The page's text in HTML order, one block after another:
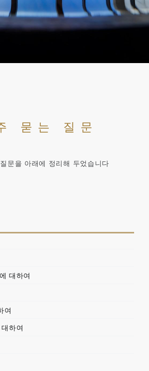
묻는 질문
문을 아래에 정리해 두었습니다
대하여
여
하여